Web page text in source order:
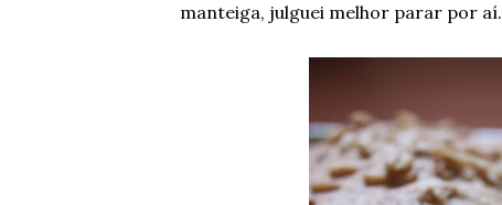
manteiga, julguei melhor parar por aí.